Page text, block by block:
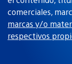
comerciales,
marcas y/o
respectivos